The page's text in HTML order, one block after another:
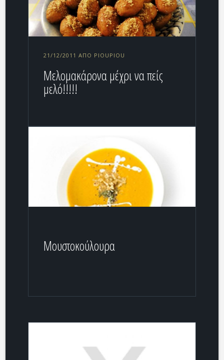
21/12/2011 ΑΠΌ PIOUPIOU
Μελομακάρονα μέχρι να πείς
μελό!!!!!
Μουστοκούλουρα